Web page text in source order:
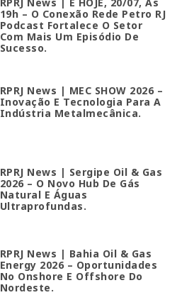
19h – O Conexão Rede Petro RJ
Podcast Fortalece O Setor
Com Mais Um Episódio De
Sucesso.
RPRJ News | MEC SHOW 2026 –
Inovação E Tecnologia Para A
Indústria Metalmecânica.
RPRJ News | Sergipe Oil & Gas
2026 – O Novo Hub De Gás
Natural E Águas
Ultraprofundas.
RPRJ News | Bahia Oil & Gas
Energy 2026 – Oportunidades
No Onshore E Offshore Do
Nordeste.